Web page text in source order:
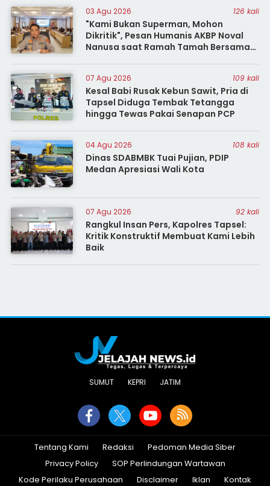
03 Agu 2026 126 kali
"Kami Bukan Superman, Mohon
Dikritik", Pesan Humanis AKBP Noval
Nanusa saat Ramah Tamah Bersama
07 Agu 2026 109 kali
Kesal Babi Rusak Kebun Sawit, Pria di
Tapsel Diduga Tembak Tetangga
hingga Tewas Pakai Senapan PCP
04 Agu 2026 108 kali
Dinas SDABMBK Tuai Pujian, PDIP
Medan Apresiasi Wali Kota
07 Agu 2026 92 kali
Rangkul Insan Pers, Kapolres Tapsel:
Kritik Konstruktif Membuat Kami Lebih
Baik
SUMUT KEPRI JATIM
Tentang Kami Redaksi
Pedoman Media Siber
Privacy Policy
SOP Perlindungan Wartawan
Kode Perilaku Perusahaan
Disclaimer Iklan Kontak